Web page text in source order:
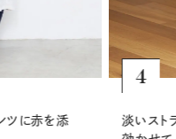
ブラウンを
5
春らしい